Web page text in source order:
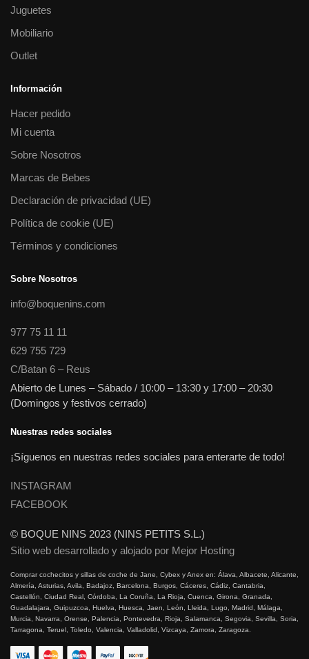
Juguetes
Mobiliario
Outlet
Información
Hacer pedido
Mi cuenta
Sobre Nosotros
Marcas de Bebes
Declaración de privacidad (UE)
Política de cookie (UE)
Términos y condiciones
Sobre Nosotros
info@boquenins.com
977 75 11 11
629 755 729
C/Batan 6 – Reus
Abierto de Lunes – Sábado / 10:00 – 13:30 y 17:00 – 20:30
(Domingos y festivos cerrado)
Nuestras redes sociales
¡Síguenos en nuestras redes sociales para enterarte de todo!
INSTAGRAM
FACEBOOK
© BOQUE NINS 2023 (NINS PETITS S.L.)
Sitio web desarrollado y alojado por Mejor Hosting
Comprar cochecitos y sillas de coche de Jane, Cybex y Anex en: Álava, Albacete, Alicante,
Almería, Asturias, Avila, Badajoz, Barcelona, Burgos, Cáceres, Cádiz, Cantabria,
Castellón, Ciudad Real, Córdoba, La Coruña, La Rioja, Cuenca, Girona, Granada,
Guadalajara, Guipuzcoa, Huelva, Huesca, Jaen, León, Lleida, Lugo, Madrid, Málaga,
Murcia, Navarra, Orense, Palencia, Pontevedra, Rioja, Salamanca, Segovia, Sevilla, Soria,
Tarragona, Teruel, Toledo, Valencia, Valladolid, Vizcaya, Zamora, Zaragoza.